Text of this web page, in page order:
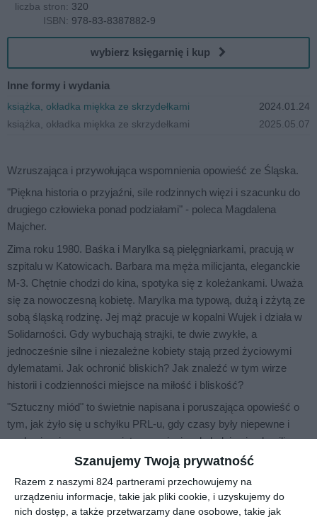
Szanujemy Twoją prywatność
Razem z naszymi 824 partnerami przechowujemy na
urządzeniu informacje, takie jak pliki cookie, i uzyskujemy do
nich dostęp, a także przetwarzamy dane osobowe, takie jak
liczba stron: 320
ISBN: 978-83-8387882-9
wybierz księgarnię i kup
Inne formy i wydania
książka, okładka miękka ze skrzydełkami
2024.01.24
książka, okładka miękka ze skrzydełkami
2025.05.07
Wzruszająca i przywołująca wspomnienia opowieść ze Śląska.
"Piękna historia o przyjaźni, sile rodzinnych więzi i szacunku do
drugiego człowieka ponad podziałami" - poleca Magdalena
Majcher.
Zima roku 1980. Baśka i Marylka są pielęgniarkami, pracują w
szpitalu w Katowicach. Barbara ma męża milicjanta, eleganckie
M-3. Chętnie chodzi do kina, spotyka się z koleżankami. Uważa
się za nowoczesną kobietę. Marylka ma typową, dużą i zżytą ze
sobą śląską rodzinę. Jej mąż pracuje w kopalni Wujek i działa w
Solidarności. Gdy wybuchają strajki, te dwie zwykłe, a
jednocześnie silne i niezależne kobiety stają przed życiowymi
dylematami. Jak ochronić bliskich? Jak znaleźć w tym wirze
historii i codzienności miejsce na miłość i bliskość?
"Sztuczny miód" to świetnie napisana i poruszająca opowieść o
tym, jak żyło się u schyłku PRL-u, gdy czasy były niepewne i
czuło się wiszące w powietrzu napięcie, ale ludzie nie skąpili
sobie życzliwości.
Na sąsiedniej półce